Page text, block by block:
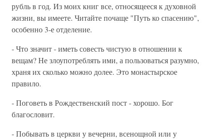
рубль в год. Из моих книг все, относящееся к духовной
жизни, вы имеете. Читайте почаще "Путь ко спасению",
особенно 3-е отделение.
- Что значит - иметь совесть чистую в отношении к
вещам? Не злоупотреблять ими, а пользоваться разумно,
храня их сколько можно долее. Это монастырское
правило.
- Поговеть в Рождественский пост - хорошо. Бог
благословит.
- Побывать в церкви у вечерни, всенощной или у